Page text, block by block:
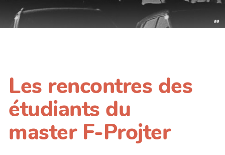
Les rencontres des
étudiants du
master F-Projter